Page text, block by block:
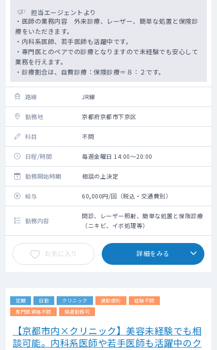
担当エージェントより
・医師の業務内容 外来診療、レーザー、簡単な処置と保険診
療をいただきます。
・内科系医師、若手医師も活躍中です。
・専門医とのペアでの診療となりますので未経験でも安心して
業務を行えます。
・診療割合は、自費診療：保険診療＝８：２です。
路線 JR線
勤務地 京都府京都市下京区
科目 不問
日程/時間 毎週金曜日 14:00～20:00
勤務開始時期 相談の上決定
給与 60,000円/回（税込・交通費別）
勤務内容
問診、レーザー照射、簡単な処置と保険診療
（ニキビ、イボ処理等）
お気に入り 詳細をみる
定期 日勤 クリニック 通勤便利
経験不問
専門医資格不問
隔週勤務可
【京都市内×クリニック】美容未経験でも相
談可能。内科系医師や若手医師も活躍中のク